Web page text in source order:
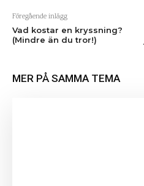
Föregående inlägg
Vad kostar en kryssning?
(Mindre än du tror!)
MER PÅ SAMMA TEMA